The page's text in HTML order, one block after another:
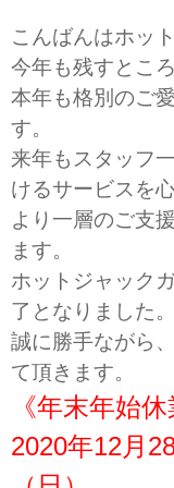
こんばんはホッ
今年も残すとこ
本年も格別のご
す。
来年もスタッフ
けるサービスを
より一層のご支
ます。
ホットジャック
了となりました。
誠に勝手ながら
て頂きます。
《年末年始休
2020年12月